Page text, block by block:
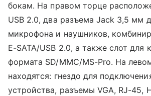
бокам. На правом торце
USB 2.0, два разъема Jack 3,5 мм
микрофона и наушников,
E-SATA/USB 2.0, а также слот для
формата SD/MMC/MS-Pro. На
находятся: гнездо для
устройства, разъемы VGA, RJ-45,